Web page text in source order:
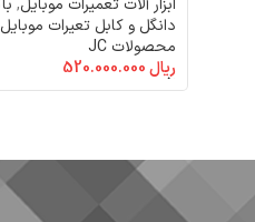
دانگل و کابل تعیرات موبایل
محصولات JC
ریال
افزودن به سبد خرید